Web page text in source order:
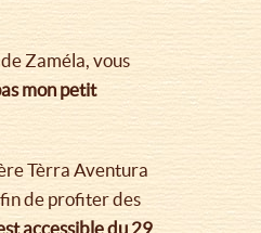
Zaméla, vous
mon petit
Tèrra Aventura
de profiter des
accessible du 29